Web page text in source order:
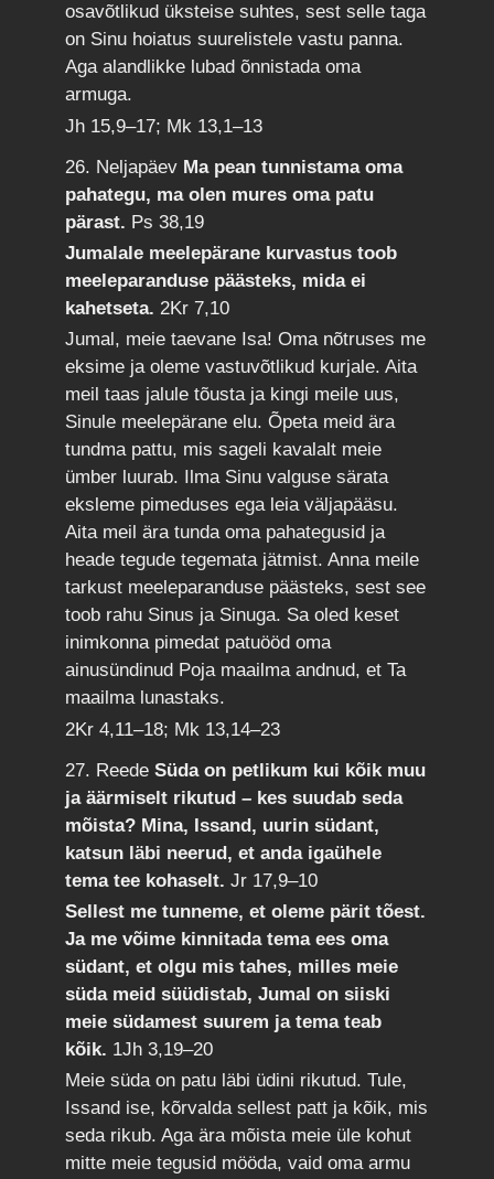
osavõtlikud üksteise suhtes, sest selle taga
on Sinu hoiatus suurelistele vastu panna.
Aga alandlikke lubad õnnistada oma
armuga.
Jh 15,9–17; Mk 13,1–13
26. Neljapäev Ma pean tunnistama oma
pahategu, ma olen mures oma patu
pärast. Ps 38,19
Jumalale meelepärane kurvastus toob
meeleparanduse päästeks, mida ei
kahetseta.2Kr 7,10
Jumal, meie taevane Isa! Oma nõtruses me
eksime ja oleme vastuvõtlikud kurjale. Aita
meil taas jalule tõusta ja kingi meile uus,
Sinule meelepärane elu. Õpeta meid ära
tundma pattu, mis sageli kavalalt meie
ümber luurab. Ilma Sinu valguse särata
eksleme pimeduses ega leia väljapääsu.
Aita meil ära tunda oma pahategusid ja
heade tegude tegemata jätmist. Anna meile
tarkust meeleparanduse päästeks, sest see
toob rahu Sinus ja Sinuga. Sa oled keset
inimkonna pimedat patuööd oma
ainusündinud Poja maailma andnud, et Ta
maailma lunastaks.
2Kr 4,11–18; Mk 13,14–23
27. ReedeSüda on petlikum kui kõik muu
ja äärmiselt rikutud – kes suudab seda
mõista? Mina, Issand, uurin südant,
katsun läbi neerud, et anda igaühele
tema tee kohaselt.Jr 17,9–10
Sellest me tunneme, et oleme pärit tõest.
Ja me võime kinnitada tema ees oma
südant, et olgu mis tahes, milles meie
süda meid süüdistab, Jumal on siiski
meie südamest suurem ja tema teab
kõik. 1Jh 3,19–20
Meie süda on patu läbi üdini rikutud. Tule,
Issand ise, kõrvalda sellest patt ja kõik, mis
seda rikub. Aga ära mõista meie üle kohut
mitte meie tegusid mööda, vaid oma armu